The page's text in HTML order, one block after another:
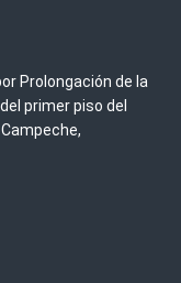
Prolongación de la
primer piso del